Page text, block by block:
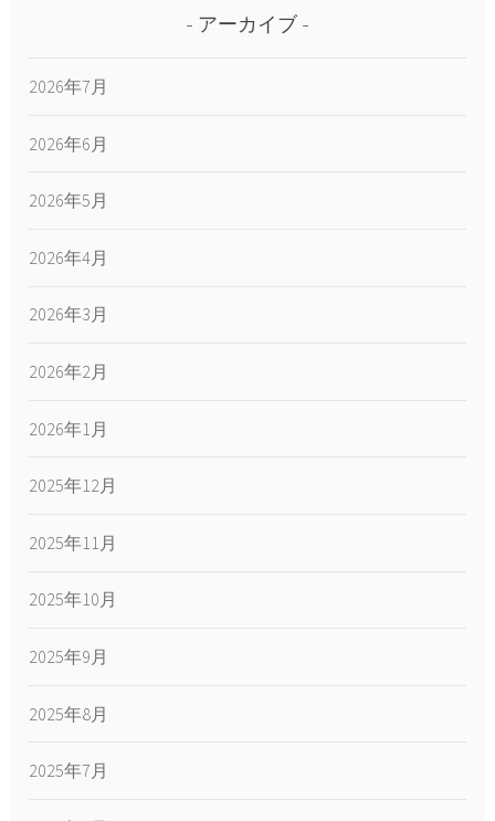
アーカイブ
2026年7月
2026年6月
2026年5月
2026年4月
2026年3月
2026年2月
2026年1月
2025年12月
2025年11月
2025年10月
2025年9月
2025年8月
2025年7月